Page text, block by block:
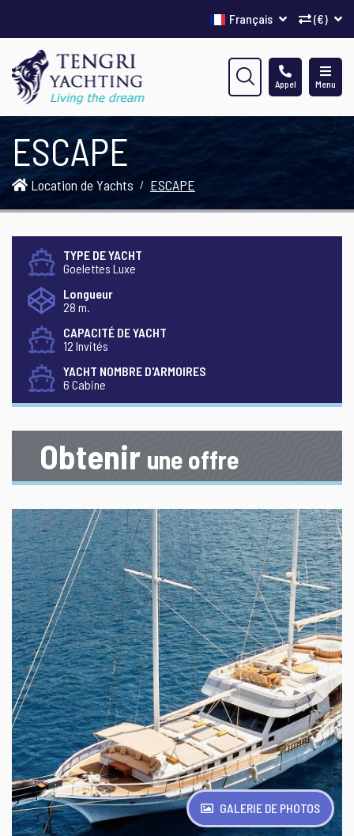
(€)
Français
Menu
Appel
ESCAPE
Location de Yachts ESCAPE
TYPE DE YACHT
Goelettes Luxe
Longueur
28 m.
CAPACITÉ DE YACHT
12 Invités
YACHT NOMBRE D'ARMOIRES
6 Cabine
Obtenir une offre
GALERIE DE PHOTOS